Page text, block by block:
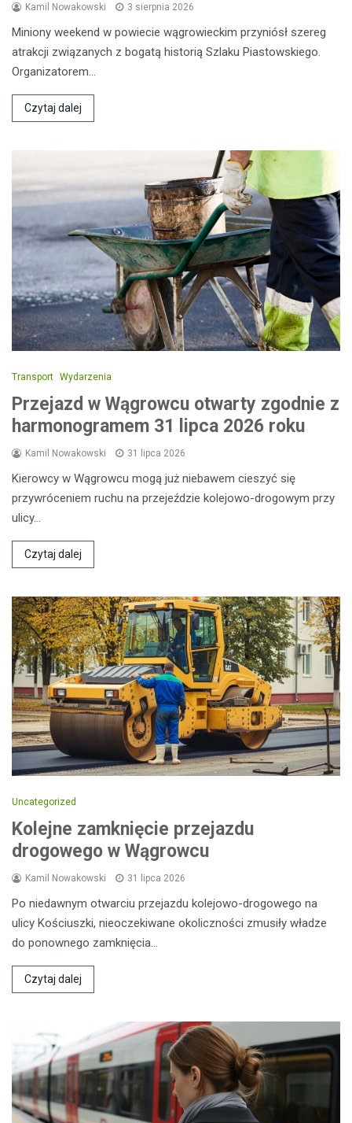
Kamil Nowakowski 3 sierpnia 2026
Miniony weekend w powiecie wągrowieckim przyniósł szereg
atrakcji związanych z bogatą historią Szlaku Piastowskiego.
Organizatorem…
Czytaj dalej
Transport Wydarzenia
Przejazd w Wągrowcu otwarty zgodnie z
harmonogramem 31 lipca 2026 roku
Kamil Nowakowski 31 lipca 2026
Kierowcy w Wągrowcu mogą już niebawem cieszyć się
przywróceniem ruchu na przejeździe kolejowo-drogowym przy
ulicy…
Czytaj dalej
Uncategorized
Kolejne zamknięcie przejazdu
drogowego w Wągrowcu
Kamil Nowakowski 31 lipca 2026
Po niedawnym otwarciu przejazdu kolejowo-drogowego na
ulicy Kościuszki, nieoczekiwane okoliczności zmusiły władze
do ponownego zamknięcia…
Czytaj dalej